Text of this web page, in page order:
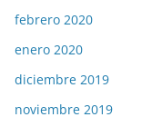
febrero 2020
enero 2020
diciembre 2019
noviembre 2019